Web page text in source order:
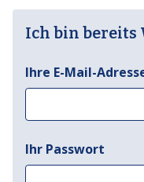
Ich bin bereits
Ihre E-Mail-
Ihr Passwort